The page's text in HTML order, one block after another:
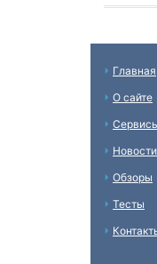
Главная
О сайте
Новости
Обзоры
Тесты